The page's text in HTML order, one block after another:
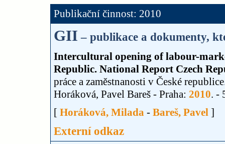
Publikační činnost: 2010
GII – publikace a dokumenty,
Intercultural opening of labour-
Republic. National Report Czech
práce a zaměstnanosti v České
Horáková, Pavel Bareš - Praha: 2010. -
[ Horáková, Milada - Bareš, Pavel ]
Externí odkaz